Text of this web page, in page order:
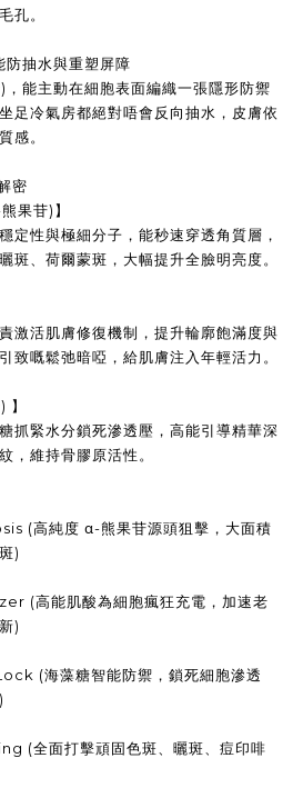
孔。
抽水與重塑屏障
能主動在細胞表面編織一張隱形防禦
足冷氣房都絕對唔會反向抽水，皮膚依
感。
密
果苷)】
定性與極細分子，能秒速穿透角質層，
斑、荷爾蒙斑，大幅提升全臉明亮度。
激活肌膚修復機制，提升輪廓飽滿度與
致嘅鬆弛暗啞，給肌膚注入年輕活力。
抓緊水分鎖死滲透壓，高能引導精華深
，維持骨膠原活性。
(高純度 α-熊果苷源頭狙擊，大面積
)
(高能肌酸為細胞瘋狂充電，加速老
)
(海藻糖智能防禦，鎖死細胞滲透
(全面打擊頑固色斑、曬斑、痘印啡